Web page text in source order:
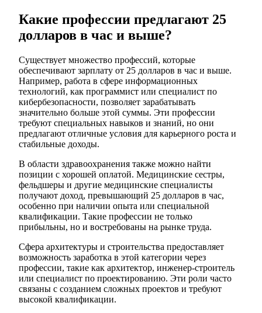
Какие профессии предлагают 25
долларов в час и выше?
Существует множество профессий, которые
обеспечивают зарплату от 25 долларов в час и выше.
Например, работа в сфере информационных
технологий, как программист или специалист по
кибербезопасности, позволяет зарабатывать
значительно больше этой суммы. Эти профессии
требуют специальных навыков и знаний, но они
предлагают отличные условия для карьерного роста и
стабильные доходы.
В области здравоохранения также можно найти
позиции с хорошей оплатой. Медицинские сестры,
фельдшеры и другие медицинские специалисты
получают доход, превышающий 25 долларов в час,
особенно при наличии опыта или специальной
квалификации. Такие профессии не только
прибыльны, но и востребованы на рынке труда.
Сфера архитектуры и строительства предоставляет
возможность заработка в этой категории через
профессии, такие как архитектор, инженер-строитель
или специалист по проектированию. Эти роли часто
связаны с созданием сложных проектов и требуют
высокой квалификации.